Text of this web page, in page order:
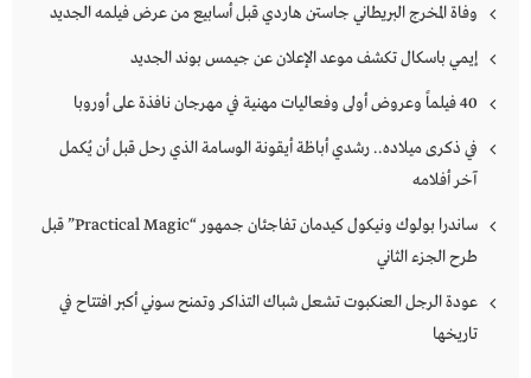
وفاة المخرج البريطاني جاستن هاردي قبل أسابيع من عرض فيلمه الجديد
إيمي باسكال تكشف موعد الإعلان عن جيمس بوند الجديد
40 فيلماً وعروض أولى وفعاليات مهنية في مهرجان نافذة على أوروبا
في ذكرى ميلاده.. رشدي أباظة أيقونة الوسامة الذي رحل قبل أن يُكمل
آخر أفلامه
ساندرا بولوك ونيكول كيدمان تفاجئان جمهور “Practical Magic” قبل
طرح الجزء الثاني
عودة الرجل العنكبوت تشعل شباك التذاكر وتمنح سوني أكبر افتتاح في
تاريخها